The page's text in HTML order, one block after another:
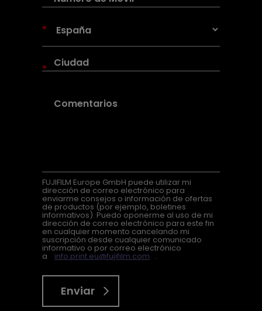
*
*
FUJIFILM Europe GmbH puede utilizar mi
dirección de correo electrónico para
enviarme consejos o información de ofertas
de productos (por ejemplo, boletines
informativos). Puedo oponerme al uso de mi
dirección de correo electrónico para este fin
en cualquier momento cancelando mi
suscripción desde cualquier comunicado
informativo o por correo electrónico
a info.print.eu@fujifilm.com .
Enviar